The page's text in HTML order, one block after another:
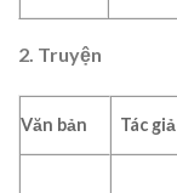
2. Truyện
Văn bản Tác giả